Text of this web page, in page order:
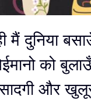
दुनिया
को
सादगी और